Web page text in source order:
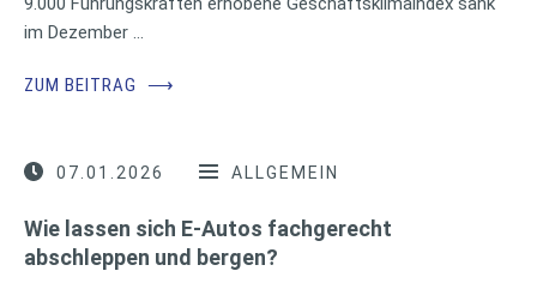
im Dezember …
ZUM BEITRAG ⟶
07.01.2026 ALLGEMEIN
Wie lassen sich E-Autos fachgerecht
abschleppen und bergen?